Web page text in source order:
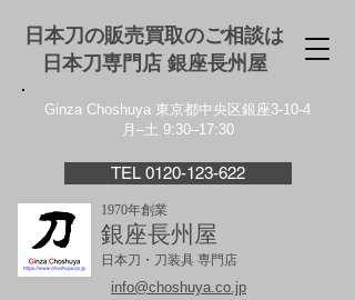
日本刀の販売買取のご相談は
日本刀専門店 銀座⻑州屋
Ginza Choshuya 東京都中央区銀座3-10-4
月–土 9:30–17:30
TEL 0120-123-622
1970年創業
銀座長州屋
日本刀・刀装具 専門店
info@choshuya.co.jp